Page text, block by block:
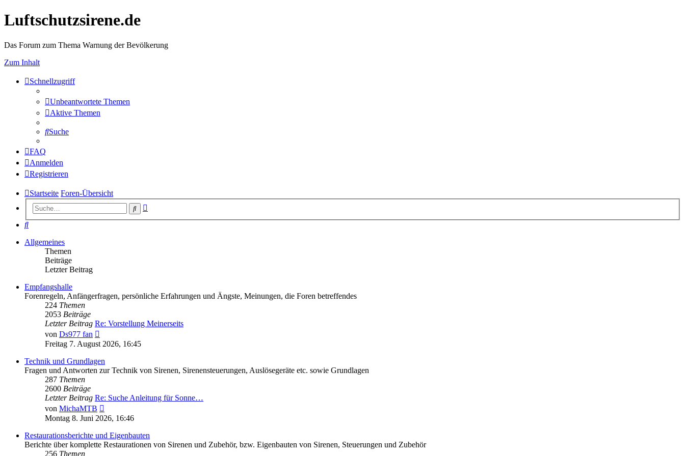
Luftschutzsirene.de
Das Forum zum Thema Warnung der Bevölkerung
Zum Inhalt
Schnellzugriff
Unbeantwortete Themen
Aktive Themen
Suche
FAQ
Anmelden
Registrieren
Startseite Foren-Übersicht
Suche
Suche
Allgemeines
Themen
Beiträge
Letzter Beitrag
Empfangshalle
Forenregeln, Anfängerfragen, persönliche Erfahrungen und Ängste, Meinungen, die Foren betreffendes
224 Themen
2053 Beiträge
Letzter Beitrag Re: Vorstellung Meinerseits
von Ds977 fan
Beitrag
Freitag 7. August 2026, 16:45
Technik und Grundlagen
Fragen und Antworten zur Technik von Sirenen, Sirenensteuerungen, Auslösegeräte etc. sowie Grundlagen
287 Themen
2600 Beiträge
Letzter Beitrag Re: Suche Anleitung für Sonne…
von MichaMTB
Beitrag
Montag 8. Juni 2026, 16:46
Restaurationsberichte und Eigenbauten
Berichte über komplette Restaurationen von Sirenen und Zubehör, bzw. Eigenbauten von Sirenen, Steuerungen und Zubehör
256 Themen